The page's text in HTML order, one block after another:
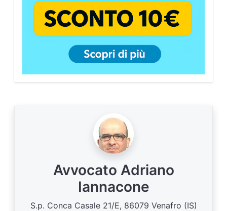
Avvocato Adriano
Iannacone
S.p. Conca Casale 21/E, 86079 Venafro (IS)